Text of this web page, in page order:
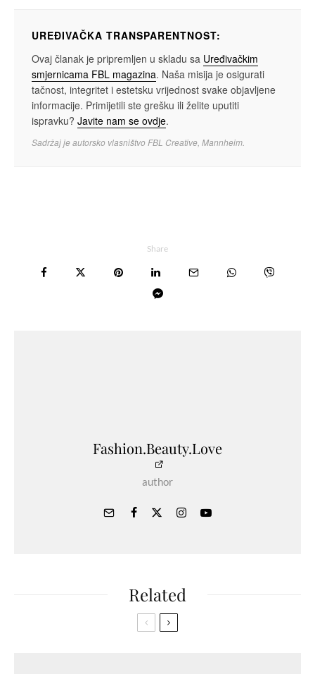
UREĐIVAČKA TRANSPARENTNOST:
Ovaj članak je pripremljen u skladu sa Uređivačkim
smjernicama FBL magazina. Naša misija je osigurati
tačnost, integritet i estetsku vrijednost svake objavljene
informacije. Primijetili ste grešku ili želite uputiti
ispravku? Javite nam se ovdje.
Sadržaj je autorsko vlasništvo FBL Creative, Mannheim.
Share
Fashion.Beauty.Love
author
Related